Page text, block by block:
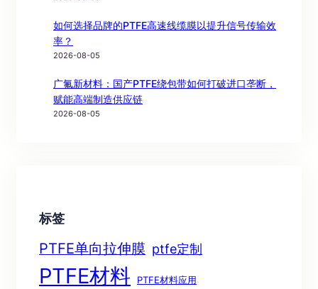
如何选择品牌的PTFE高速线缆膜以提升信号传输效
率？
2026-08-05
广氟新材料：国产PTFE绕包带如何打破进口垄断，
赋能高端制造供应链
2026-08-05
标签
PTFE单向拉伸膜 ptfe定制
PTFE材料 PTFE材料应用